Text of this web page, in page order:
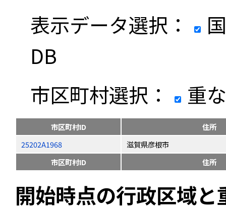
表示データ選択：
DB
市区町村選択：
重
市区町村ID
住所
25202A1968
滋賀県彦根市
市区町村ID
住所
開始時点の行政区域